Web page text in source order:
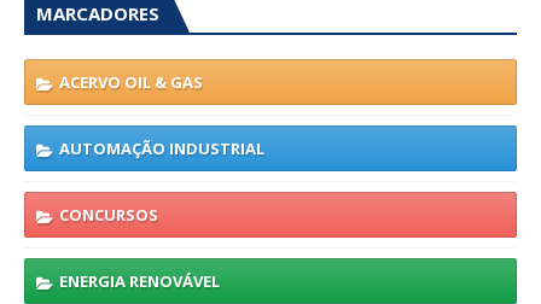
MARCADORES
ACERVO OIL & GAS
AUTOMAÇÃO INDUSTRIAL
CONCURSOS
ENERGIA RENOVÁVEL